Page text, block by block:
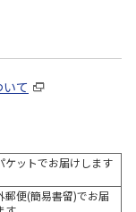
て
ケットでお届けします
郵便(簡易書留)でお届